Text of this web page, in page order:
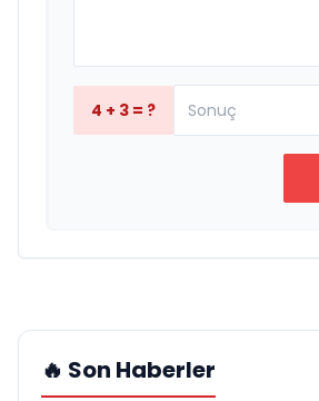
4 + 3 = ?
🔥 Son Haberler